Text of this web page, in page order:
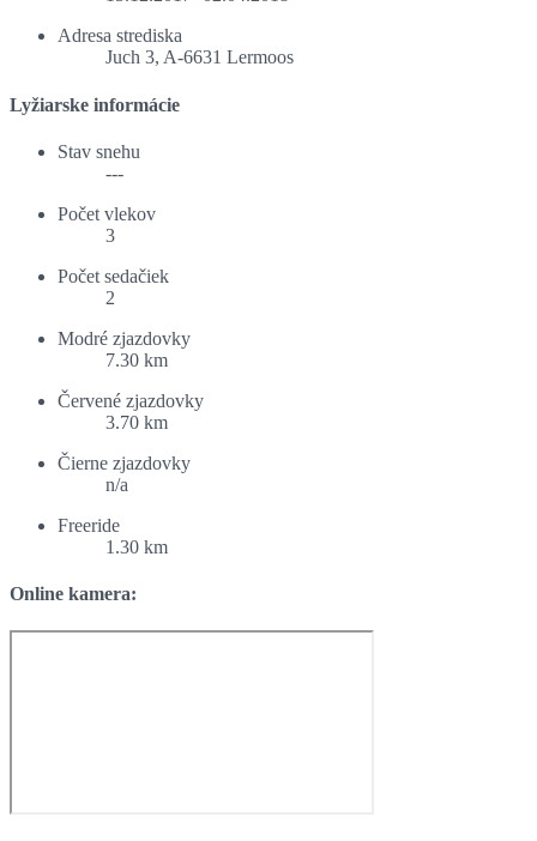
Adresa strediska
Juch 3, A-6631 Lermoos
Lyžiarske informácie
Stav snehu
---
Počet vlekov
3
Počet sedačiek
2
Modré zjazdovky
7.30 km
Červené zjazdovky
3.70 km
Čierne zjazdovky
n/a
Freeride
1.30 km
Online kamera: